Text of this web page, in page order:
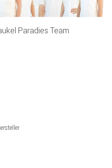
Paradies Team